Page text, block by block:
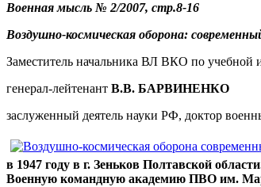
Военная мысль № 2/2007, стр.8-16
Воздушно-космическая оборона:
Заместитель начальника ВЛ ВКО по учебной
генерал-лейтенант В.В. БАРВИНЕНКО
заслуженный деятель науки РФ, доктор
в 1947 году в г. Зеньков Полтавской
Военную командную академию ПВО им.